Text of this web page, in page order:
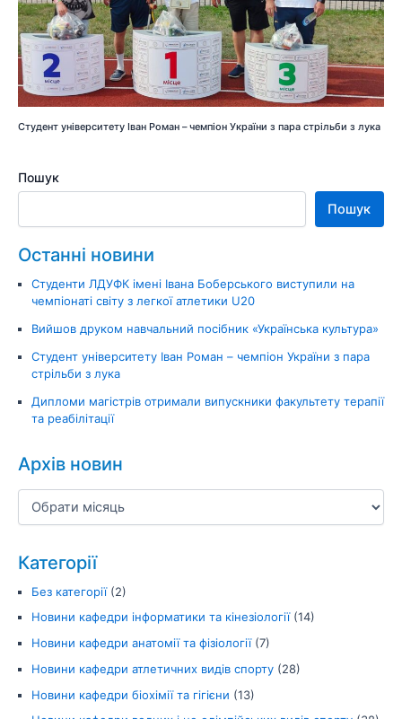
Студент університету Іван Роман – чемпіон України з пара стрільби з лука
Пошук
Пошук
Останні новини
Студенти ЛДУФК імені Івана Боберського виступили на
чемпіонаті світу з легкої атлетики U20
Вийшов друком навчальний посібник «Українська культура»
Студент університету Іван Роман – чемпіон України з пара
стрільби з лука
Дипломи магістрів отримали випускники факультету терапії
та реабілітації
Архів новин
Категорії
Без категорії(2)
Новини кафедри інформатики та кінезіології(14)
Новини кафедри анатомії та фізіології(7)
Новини кафедри атлетичних видів спорту (28)
Новини кафедри біохімії та гігієни (13)